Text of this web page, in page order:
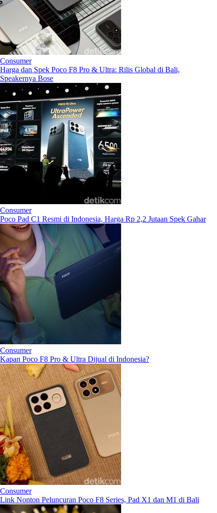
Consumer
Harga dan Spek Poco F8 Pro & Ultra: Rilis Global di Bali,
Speakernya Bose
Consumer
Poco Pad C1 Resmi di Indonesia, Harga Rp 2,2 Jutaan Spek Gahar
Consumer
Kapan Poco F8 Pro & Ultra Dijual di Indonesia?
Consumer
Link Nonton Peluncuran Poco F8 Series, Pad X1 dan M1 di Bali